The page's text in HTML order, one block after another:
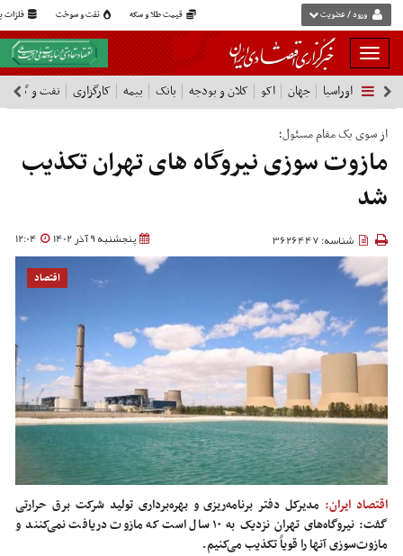
قیمت طلا و سکه نفت و سوخت فلزات ورود / عضویت
بار
و
بسته
نمودن
فهرست
اوراسیا جهان اکو کلان و بودجه بانک بیمه کارگزاری نفت و گاز
از سوی یک مقام مسئول؛
مازوت سوزی نیروگاه های تهران تکذیب
شد
پنجشنبه 9 آذر 1402 12:04 شناسه: 3626447
اقتصاد
اقتصاد ایران: مدیرکل دفتر برنامه‌ریزی و بهره‌برداری تولید شرکت برق حرارتی
گفت: نیروگاه‌های تهران نزدیک به ۱۰ سال است که مازوت دریافت نمی‌کنند و
مازوت‌سوزی آنها را قویاً تکذیب می‌کنیم.